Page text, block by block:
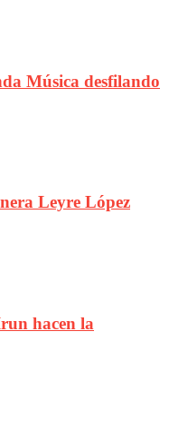
Música desfilando
Leyre López
hacen la